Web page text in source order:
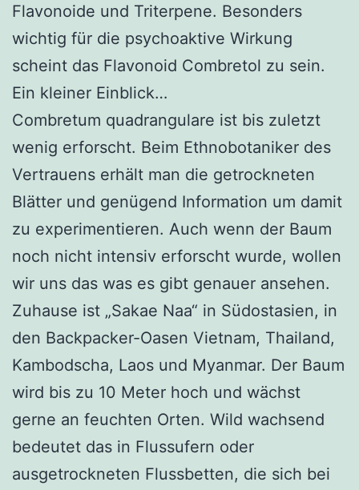
Flavonoide und Triterpene. Besonders
wichtig für die psychoaktive Wirkung
scheint das Flavonoid Combretol zu sein.
Ein kleiner Einblick…
Combretum quadrangulare ist bis zuletzt
wenig erforscht. Beim Ethnobotaniker des
Vertrauens erhält man die getrockneten
Blätter und genügend Information um damit
zu experimentieren. Auch wenn der Baum
noch nicht intensiv erforscht wurde, wollen
wir uns das was es gibt genauer ansehen.
Zuhause ist „Sakae Naa“ in Südostasien, in
den Backpacker-Oasen Vietnam, Thailand,
Kambodscha, Laos und Myanmar. Der Baum
wird bis zu 10 Meter hoch und wächst
gerne an feuchten Orten. Wild wachsend
bedeutet das in Flussufern oder
ausgetrockneten Flussbetten, die sich bei